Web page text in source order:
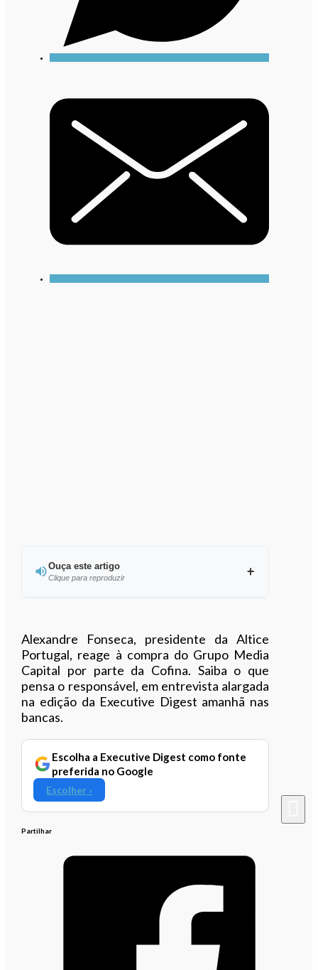
Ouça este artigo
Clique para reproduzir
Alexandre Fonseca, presidente da Altice
Portugal, reage à compra do Grupo Media
Capital por parte da Cofina. Saiba o que
pensa o responsável, em entrevista alargada
na edição da Executive Digest amanhã nas
bancas.
Escolha a Executive Digest como fonte
preferida no Google
Escolher ›
Partilhar